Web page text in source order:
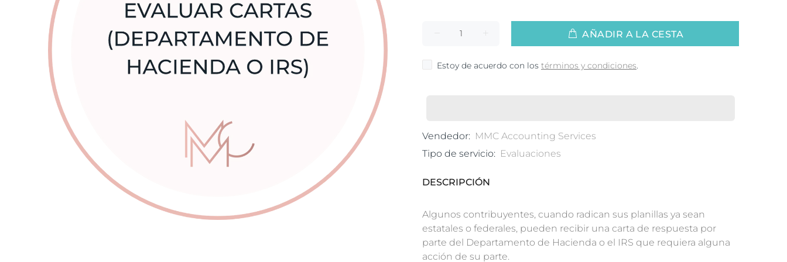
AÑADIR A LA CESTA
Estoy de acuerdo con los términos y condiciones.
Vendedor: MMC Accounting Services
Tipo de servicio: Evaluaciones
DESCRIPCIÓN
Algunos contribuyentes, cuando radican sus planillas ya sean
estatales o federales, pueden recibir una carta de respuesta por
parte del Departamento de Hacienda o el IRS que requiera alguna
acción de su parte.